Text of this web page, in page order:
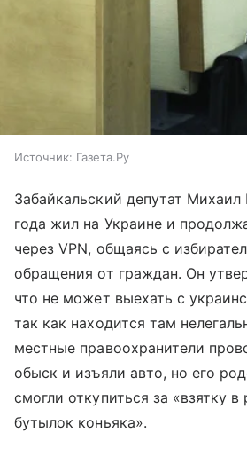
Источник: Газета.Ру
Забайкальский депутат
года жил на Украине и
через VPN, общаясь с
обращения от граждан. Он
что не может выехать с
так как находится там
местные правоохранители
обыск и изъяли авто, но его
смогли откупиться за «взятку
бутылок коньяка».